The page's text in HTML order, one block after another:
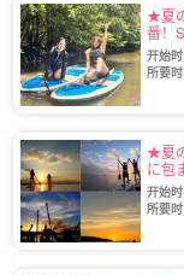
★夏
番！
プレ
开始
所要
★夏
に包
SUP
开始
所要